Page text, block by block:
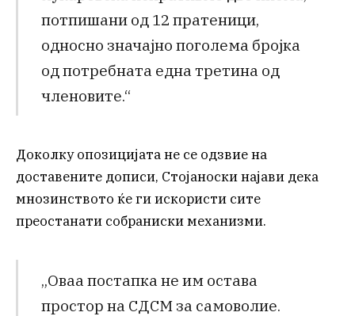
потпишани од 12 пратеници,
односно значајно поголема бројка
од потребната една третина од
членовите.“
Доколку опозицијата не се одзвие на
доставените дописи, Стојаноски најави дека
мнозинството ќе ги искористи сите
преостанати собраниски механизми.
„Оваа постапка не им остава
простор на СДСМ за самоволие.